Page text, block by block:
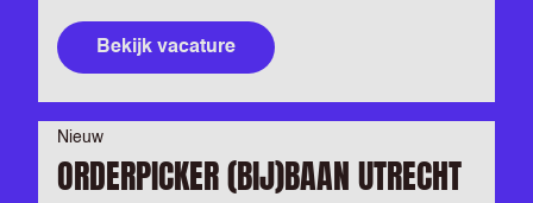
Bekijk vacature
Nieuw
ORDERPICKER (BIJ)BAAN UTRECHT